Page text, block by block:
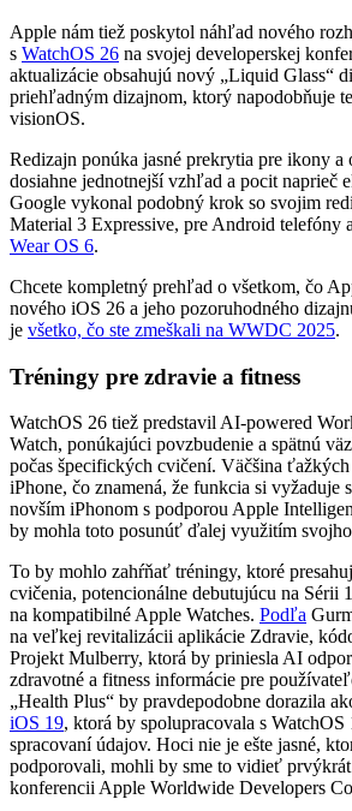
Apple nám tiež poskytol náhľad nového
s WatchOS 26 na svojej developerskej
aktualizácie obsahujú nový „Liquid Glass“
priehľadným dizajnom, ktorý napodobňuje
visionOS.
Redizajn ponúka jasné prekrytia pre ikony a
dosiahne jednotnejší vzhľad a pocit naprieč
Google vykonal podobný krok so svojim
Material 3 Expressive, pre Android telefóny a
Wear OS 6.
Chcete kompletný prehľad o všetkom, čo
nového iOS 26 a jeho pozoruhodného
je všetko, čo ste zmeškali na WWDC 2025.
Tréningy pre zdravie a fitness
WatchOS 26 tiež predstavil AI-powered
Watch, ponúkajúci povzbudenie a spätnú
počas špecifických cvičení. Väčšina ťažkých
iPhone, čo znamená, že funkcia si vyžaduje
novším iPhonom s podporou Apple
by mohla toto posunúť ďalej využitím
To by mohlo zahŕňať tréningy, ktoré
cvičenia, potencionálne debutujúcu na Sérii
na kompatibilné Apple Watches. Podľa
na veľkej revitalizácii aplikácie Zdravie,
Projekt Mulberry, ktorá by priniesla AI
zdravotné a fitness informácie pre
„Health Plus“ by pravdepodobne dorazila
iOS 19, ktorá by spolupracovala s
spracovaní údajov. Hoci nie je ešte jasné,
podporovali, mohli by sme to vidieť
konferencii Apple Worldwide Developers